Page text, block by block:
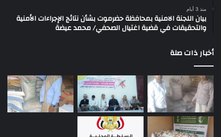
منذ 3 أيام
بيان اللجنة الامنية بمحافظة حضرموت بشأن نتائج الإجراءات الأمنية
والتحقيقات في قضية اغتيال الصحفي/ محمد عيضة
أخبار ذات صلة